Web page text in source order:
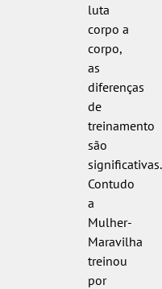
luta
corpo a
corpo,
as
diferenças
de
treinamento
são
significativas.
Contudo
a
Mulher-
Maravilha
treinou
por